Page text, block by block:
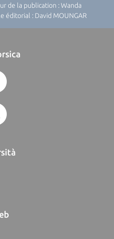
de la publication : Wanda
: David MOUNGAR